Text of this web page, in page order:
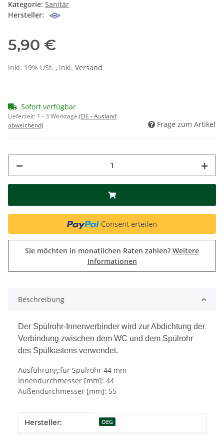
Kategorie: Sanitär
Hersteller:
5,90 €
inkl. 19% USt. , inkl. Versand
Sofort verfügbar
Lieferzeit: 1 - 3 Werktage (DE - Ausland
abweichend)
Frage zum Artikel
Consent erteilen
Sie möchten in monatlichen Raten zahlen? Weitere
Informationen
Beschreibung
Der Spülrohr-Innenverbinder wird zur Abdichtung der
Verbindung zwischen dem WC und dem Spülrohr
des Spülkastens verwendet.
Ausführung:für Spülrohr 44 mm
Innendurchmesser [mm]: 44
Außendurchmesser [mm]: 55
Produkteigenschaft
Wert
Hersteller: OEG